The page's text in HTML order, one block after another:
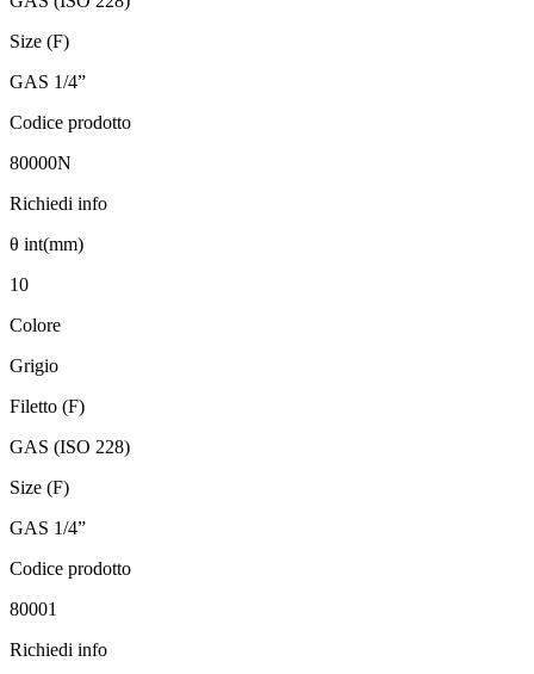
Size (F)
GAS 1/4”
Codice prodotto
80000N
Richiedi info
θ int(mm)
10
Colore
Grigio
Filetto (F)
GAS (ISO 228)
Size (F)
GAS 1/4”
Codice prodotto
80001
Richiedi info